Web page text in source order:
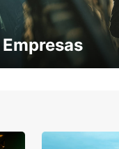
Empresas